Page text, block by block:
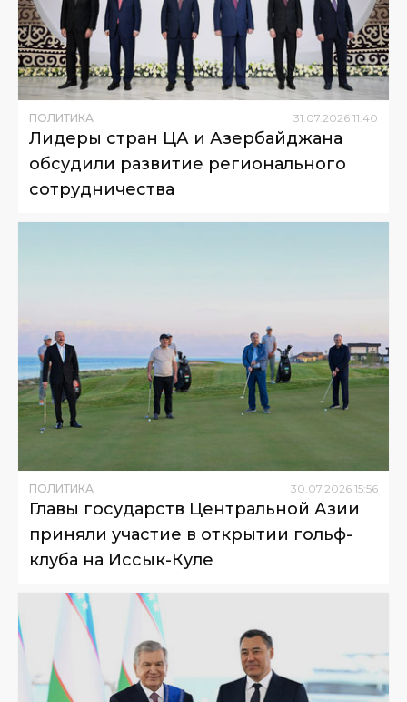
ПОЛИТИКА 31.07.2026 11:40
Лидеры стран ЦА и Азербайджана
обсудили развитие регионального
сотрудничества
ПОЛИТИКА 30 07 2026 15:56
Главы государств Центральной Азии
приняли участие в открытии гольф-
клуба на Иссык-Куле